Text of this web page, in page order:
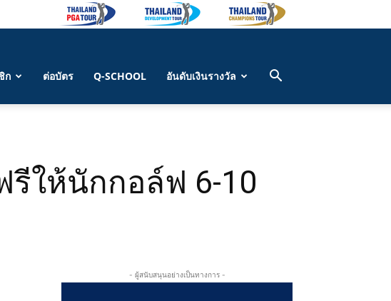
ก ต่อบัตร Q-SCHOOL อันดับเงินรางวัล
รีให้นักกอล์ฟ 6-10
- ผู้สนับสนุนอย่างเป็นทางการ -